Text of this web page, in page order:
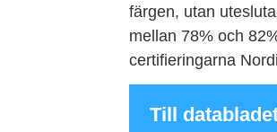
färgen, utan
mellan 78% och
certifieringarna
Till